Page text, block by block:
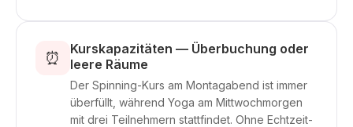
⏰
Kurskapazitäten — Überbuchung oder
leere Räume
Der Spinning-Kurs am Montagabend ist immer
überfüllt, während Yoga am Mittwochmorgen
mit drei Teilnehmern stattfindet. Ohne Echtzeit-